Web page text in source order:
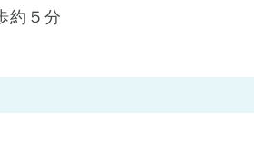
約５分